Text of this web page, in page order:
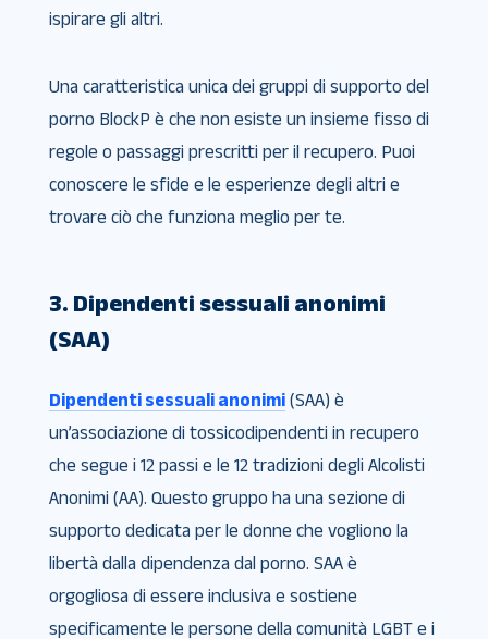
ispirare gli altri.
Una caratteristica unica dei gruppi di supporto del
porno BlockP è che non esiste un insieme fisso di
regole o passaggi prescritti per il recupero. Puoi
conoscere le sfide e le esperienze degli altri e
trovare ciò che funziona meglio per te.
3. Dipendenti sessuali anonimi
(SAA)
Dipendenti sessuali anonimi(SAA) è
un’associazione di tossicodipendenti in recupero
che segue i 12 passi e le 12 tradizioni degli Alcolisti
Anonimi (AA). Questo gruppo ha una sezione di
supporto dedicata per le donne che vogliono la
libertà dalla dipendenza dal porno. SAA è
orgogliosa di essere inclusiva e sostiene
specificamente le persone della comunità LGBT e i